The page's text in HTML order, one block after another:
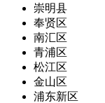
崇明县
奉贤区
南汇区
青浦区
松江区
金山区
浦东新区